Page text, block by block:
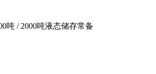
吨 / 2000吨液态储存常备